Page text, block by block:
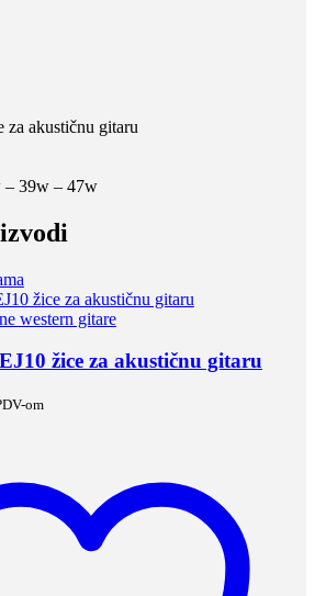
za akustičnu gitaru
– 39w – 47w
western gitare
žice za akustičnu gitaru
om